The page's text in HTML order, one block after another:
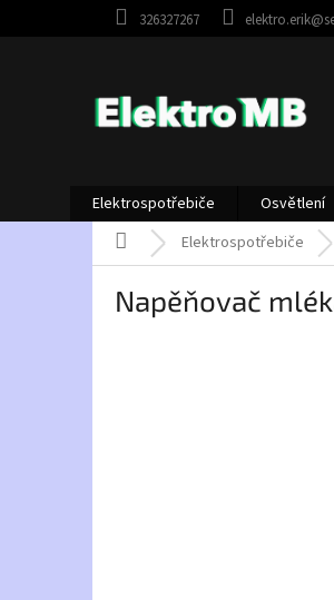
326327267
Elektrospotřebiče Osvětlení
Domů
Elektrospotřebiče
Napěňovač